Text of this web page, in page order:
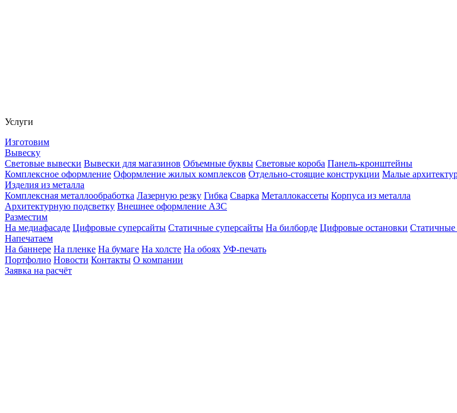
Услуги
Изготовим
Вывеску
Световые вывески Вывески для магазинов Объемные буквы Световые короба Панель-кронштейны
Комплексное оформление Оформление жилых комплексов Отдельно-стоящие конструкции Малые
Изделия из металла
Комплексная металлообработка Лазерную резку Гибка Сварка Металлокассеты Корпуса из металла
Архитектурную подсветку Внешнее оформление АЗС
Разместим
На медиафасаде Цифровые суперсайты Статичные суперсайты На билборде Цифровые остановки Статичные
Напечатаем
На баннере На пленке На бумаге На холсте На обоях УФ-печать
Портфолио Новости Контакты О компании
Заявка на расчёт